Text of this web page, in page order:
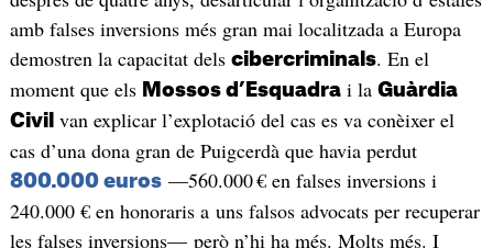
amb falses inversions més gran mai localitzada a Europa
demostren la capacitat dels cibercriminals. En el
moment que els Mossos d’Esquadrai la Guàrdia
Civil van explicar l’explotació del cas es va conèixer el
cas d’una dona gran de Puigcerdà que havia perdut
800.000 euros—560.000 € en falses inversions i
240.000 € en honoraris a uns falsos advocats per recuperar
les falses inversions— però n’hi ha més. Molts més. I